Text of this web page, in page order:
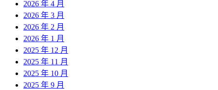
2026 年 4 月
2026 年 3 月
2026 年 2 月
2026 年 1 月
2025 年 12 月
2025 年 11 月
2025 年 10 月
2025 年 9 月